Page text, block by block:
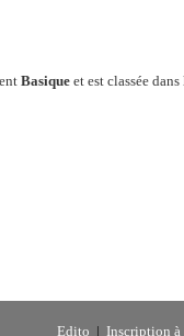
Basique et est classée
Edito Inscription à